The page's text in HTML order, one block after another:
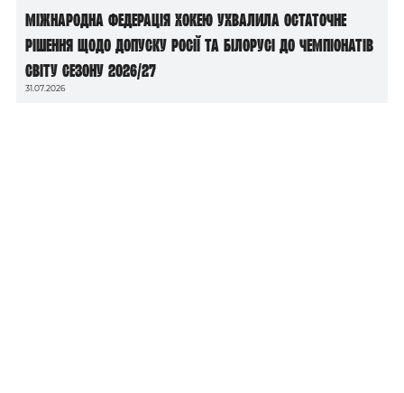
Міжнародна федерація хокею ухвалила остаточне
рішення щодо допуску росії та білорусі до чемпіонатів
світу сезону 2026/27
31.07.2026